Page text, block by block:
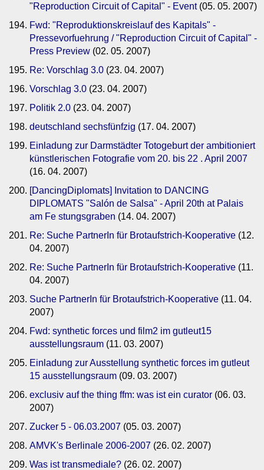
"Reproduction Circuit of Capital" - Event(05. 05. 2007)
Fwd: "Reproduktionskreislauf des Kapitals" -
Pressevorfuehrung / "Reproduction Circuit of Capital" -
Press Preview (02. 05. 2007)
Re: Vorschlag 3.0 (23. 04. 2007)
Vorschlag 3.0 (23. 04. 2007)
Politik 2.0 (23. 04. 2007)
deutschland sechsfünfzig (17. 04. 2007)
Einladung zur Darmstädter Totogeburt der ambitioniert
künstlerischen Fotografie vom 20. bis 22 . April 2007
(16. 04. 2007)
[DancingDiplomats] Invitation to DANCING
DIPLOMATS "Salón de Salsa" - April 20th at Palais
am Fe stungsgraben (14. 04. 2007)
Re: Suche PartnerIn für Brotaufstrich-Kooperative (12.
04. 2007)
Re: Suche PartnerIn für Brotaufstrich-Kooperative (11.
04. 2007)
Suche PartnerIn für Brotaufstrich-Kooperative (11. 04.
2007)
Fwd: synthetic forces und film2 im gutleut15
ausstellungsraum (11. 03. 2007)
Einladung zur Ausstellung synthetic forces im gutleut
15 ausstellungsraum (09. 03. 2007)
exclusiv auf the thing ffm: was ist ein curator (06. 03.
2007)
Zucker 5 - 06.03.2007 (05. 03. 2007)
AMVK's Berlinale 2006-2007 (26. 02. 2007)
Was ist transmediale? (26. 02. 2007)